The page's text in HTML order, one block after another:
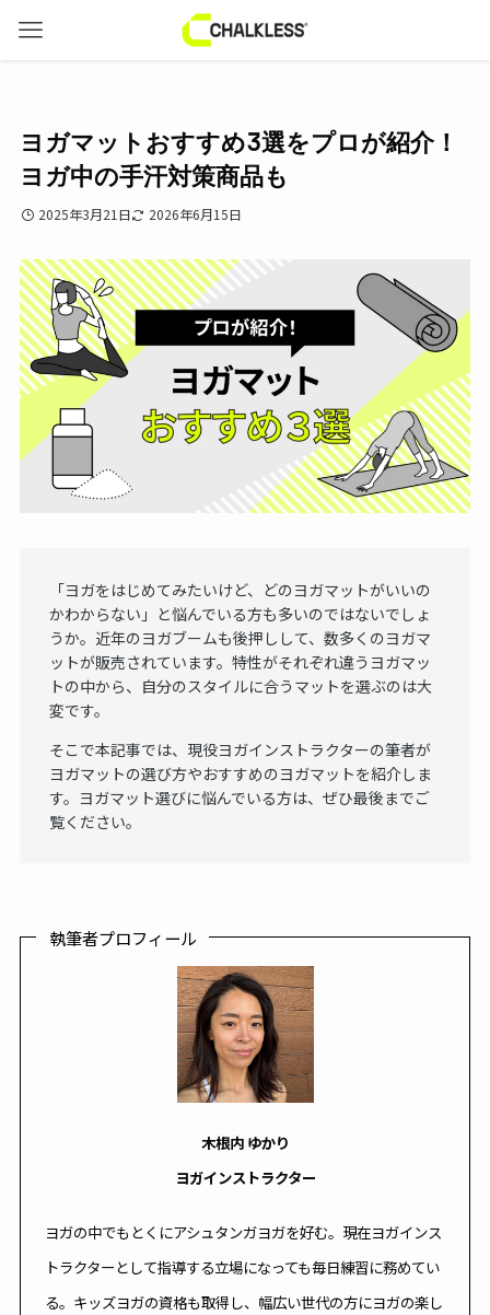
ヨガマットおすすめ3選をプロが紹介！
ヨガ中の手汗対策商品も
2025年3月21日 2026年6月15日
「ヨガをはじめてみたいけど、どのヨガマットがいいの
かわからない」と悩んでいる方も多いのではないでしょ
うか。近年のヨガブームも後押しして、数多くのヨガマ
ットが販売されています。特性がそれぞれ違うヨガマッ
トの中から、自分のスタイルに合うマットを選ぶのは大
変です。
そこで本記事では、現役ヨガインストラクターの筆者が
ヨガマットの選び方やおすすめのヨガマットを紹介しま
す。ヨガマット選びに悩んでいる方は、ぜひ最後までご
覧ください。
執筆者プロフィール
木根内 ゆかり
ヨガインストラクター
ヨガの中でもとくにアシュタンガヨガを好む。現在ヨガインス
トラクターとして指導する立場になっても毎日練習に務めてい
る。キッズヨガの資格も取得し、幅広い世代の方にヨガの楽し